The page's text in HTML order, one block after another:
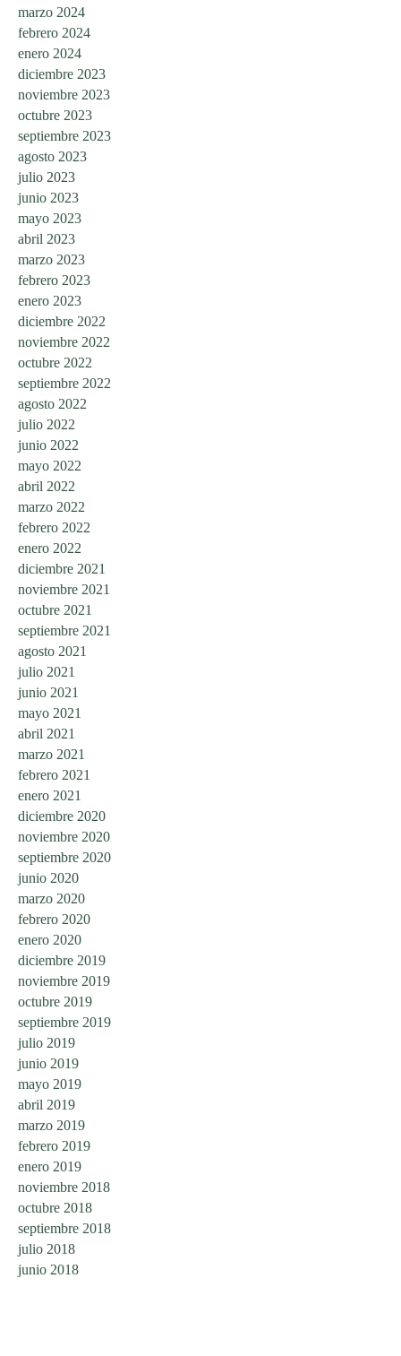
marzo 2024
febrero 2024
enero 2024
diciembre 2023
noviembre 2023
octubre 2023
septiembre 2023
agosto 2023
julio 2023
junio 2023
mayo 2023
abril 2023
marzo 2023
febrero 2023
enero 2023
diciembre 2022
noviembre 2022
octubre 2022
septiembre 2022
agosto 2022
julio 2022
junio 2022
mayo 2022
abril 2022
marzo 2022
febrero 2022
enero 2022
diciembre 2021
noviembre 2021
octubre 2021
septiembre 2021
agosto 2021
julio 2021
junio 2021
mayo 2021
abril 2021
marzo 2021
febrero 2021
enero 2021
diciembre 2020
noviembre 2020
septiembre 2020
junio 2020
marzo 2020
febrero 2020
enero 2020
diciembre 2019
noviembre 2019
octubre 2019
septiembre 2019
julio 2019
junio 2019
mayo 2019
abril 2019
marzo 2019
febrero 2019
enero 2019
noviembre 2018
octubre 2018
septiembre 2018
julio 2018
junio 2018